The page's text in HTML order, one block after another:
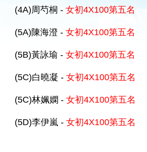
(4A)周芍桐 - 女初4X100第五名
(5A)陳海澄 - 女初4X100第五名
(5B)黃詠瑜 - 女初4X100第五名
(5C)白曉凝 - 女初4X100第五名
(5C)林姵嫻 - 女初4X100第五名
(5D)李伊嵐 - 女初4X100第五名